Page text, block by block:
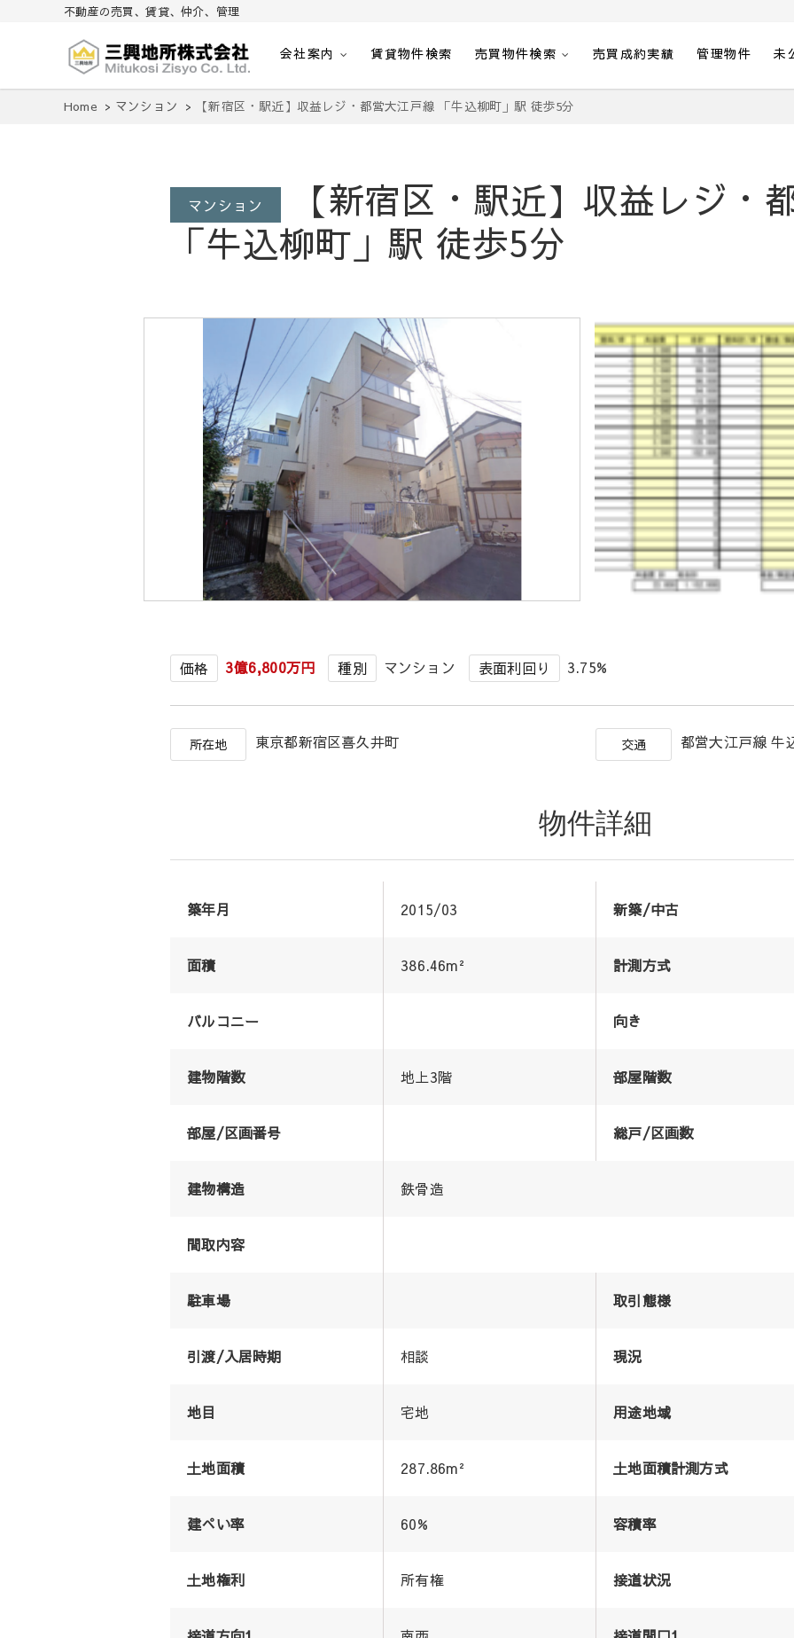
不動産の売買、賃貸、仲介、管理
三興地所株式会社
不動産の売買、賃貸、仲介、管理
会社案内 賃貸物件検索 売買物件検索 売買成約実績 管理物件 未
Home マンション 【新宿区・駅近】収益レジ・都営大江戸線 「牛込柳町」駅 徒歩5分
マンション
【新宿区・駅近】収益レジ・
「牛込柳町」駅 徒歩5分
価格 3億6,800万円 種別 マンション 表面利回り 3.75%
所在地 東京都新宿区喜久井町 交通 都営大江戸線 牛
物件詳細
築年月 2015/03 新築/中古
面積 386.46m² 計測方式
バルコニー 向き
建物階数 地上3階 部屋階数
部屋/区画番号 総戸/区画数
建物構造 鉄骨造
間取内容
駐車場 取引態様
引渡/入居時期 相談 現況
地目 宅地 用途地域
土地面積 287.86m² 土地面積計測方式
建ぺい率 60% 容積率
土地権利 所有権 接道状況